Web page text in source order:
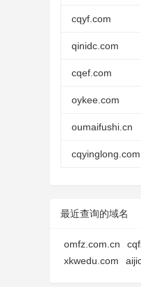
cqyf.com
qinidc.com
cqef.com
oykee.com
oumaifushi.cn
cqyinglong.com
最近查询的域名
omfz.com.cn
xkwedu.com